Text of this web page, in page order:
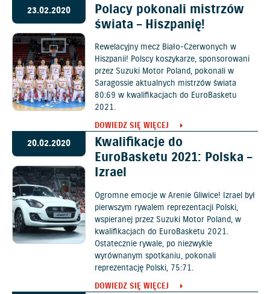
23.02.2020
Polacy pokonali mistrzów
świata – Hiszpanię!
Rewelacyjny mecz Biało-Czerwonych w
Hiszpanii! Polscy koszykarze, sponsorowani
przez Suzuki Motor Poland, pokonali w
Saragossie aktualnych mistrzów świata
80:69 w kwalifikacjach do EuroBasketu
2021.
DOWIEDZ SIĘ WIĘCEJ
20.02.2020
Kwalifikacje do
EuroBasketu 2021: Polska –
Izrael
Ogromne emocje w Arenie Gliwice! Izrael był
pierwszym rywalem reprezentacji Polski,
wspieranej przez Suzuki Motor Poland, w
kwalifikacjach do EuroBasketu 2021.
Ostatecznie rywale, po niezwykle
wyrównanym spotkaniu, pokonali
reprezentację Polski, 75:71.
DOWIEDZ SIĘ WIĘCEJ